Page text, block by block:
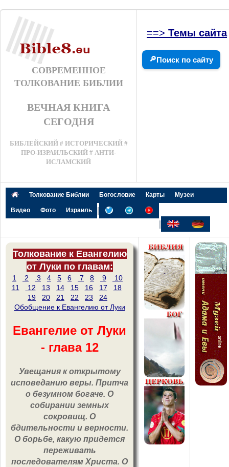
СОВРЕМЕННОЕ
ТОЛКОВАНИЕ БИБЛИИ
ВЕЧНАЯ КНИГА
СЕГОДНЯ
БИБЛЕЙСКИЙ # ИСТОРИЧЕСКИЙ #
ПРО-ИЗРАИЛЬСКИЙ # АНТИ-
ИСЛАМСКИЙ
==> Темы сайта
🔎Поиск по сайту
Толкование Библии Богословие Карты Музеи
Видео Фото Израиль
|
|
Толкование к Евангелию
от Луки по главам:
1 2 3 4 5 6 7 8 9
10
11
12 13 14 15 16 17
18
19
20 21 22 23
24
Обобщение к Евангелию от Луки
Евангелие от Луки
- глава 12
Увещания к открытому
исповеданию веры. Притча
о безумном богаче. О
собирании земных
сокровищ. О
бдительности и верности.
О борьбе, какую придется
переживать
последователям Христа. О